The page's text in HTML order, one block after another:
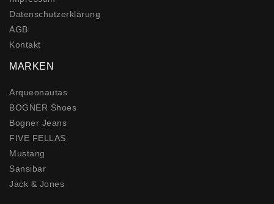
Daten­schutz­erklärung
AGB
Kontakt
MARKEN
Arqueonautas
BOGNER Shoes
Bogner Jeans
FIVE FELLAS
Mustang
Sansibar
Jack & Jones